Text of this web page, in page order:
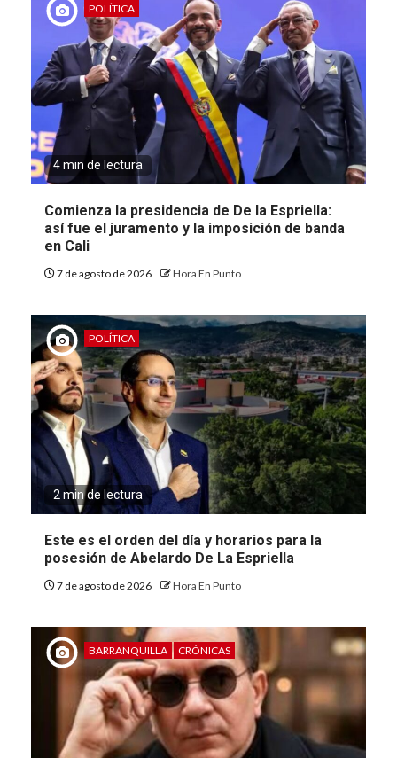
POLÍTICA
4 min de lectura
Comienza la presidencia de De la Espriella:
así fue el juramento y la imposición de banda
en Cali
7 de agosto de 2026 Hora En Punto
POLÍTICA
2 min de lectura
Este es el orden del día y horarios para la
posesión de Abelardo De La Espriella
7 de agosto de 2026 Hora En Punto
BARRANQUILLA CRÓNICAS